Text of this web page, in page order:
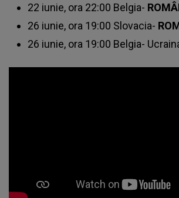
22 iunie, ora 22:00 Belgia-
26 iunie, ora 19:00 Slovacia-
26 iunie, ora 19:00 Belgia-